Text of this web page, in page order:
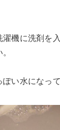
機に洗剤を
い水になって